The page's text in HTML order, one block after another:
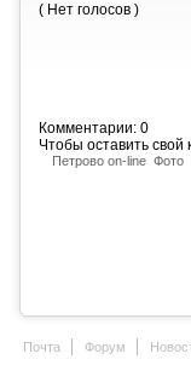
( Нет голосов )
Комментарии: 0
Чтобы оставить
Петрово on-line Фото
Почта Форум